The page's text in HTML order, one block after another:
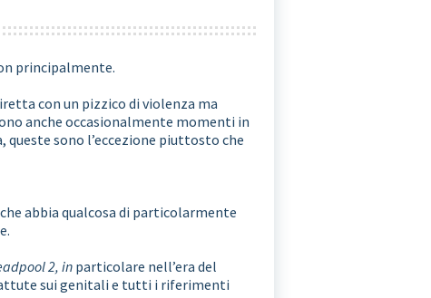
principalmente.
con un pizzico di violenza ma
anche occasionalmente momenti in
sono l’eccezione piuttosto che
abbia qualcosa di particolarmente
2, inparticolare nell’era del
sui genitali e tutti i riferimenti